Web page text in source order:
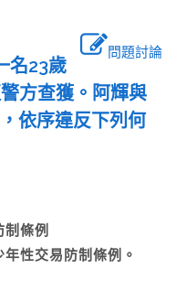
問題討論
名23歲
方查獲。阿輝與
依序違反下列何
制條例
性交易防制條例。